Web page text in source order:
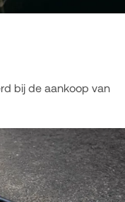
bij de aankoop van